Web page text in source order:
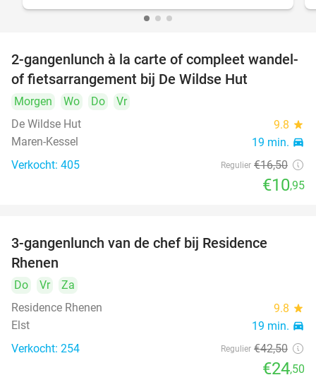
34%
2-gangenlunch à la carte of compleet wandel-
of fietsarrangement bij De Wildse Hut
Morgen Wo Do
Vr
De Wildse Hut
9.8 star
Maren-Kessel 19 min. directions_car
Verkocht: 405 Regulier €16,50
€10,95
3-gangenlunch van de chef bij Residence
Rhenen
Do Vr
Za
Residence Rhenen
9.8 star
Elst 19 min. directions_car
Verkocht: 254 Regulier €42,50
€24,50